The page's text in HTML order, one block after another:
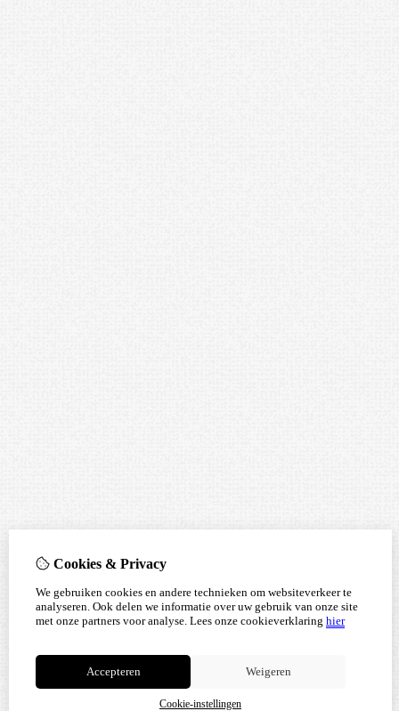
Cookies & Privacy
We gebruiken cookies en andere technieken om websiteverkeer te
analyseren. Ook delen we informatie over uw gebruik van onze site
met onze partners voor analyse. Lees onze cookieverklaring hier
Accepteren Weigeren
Cookie-instellingen